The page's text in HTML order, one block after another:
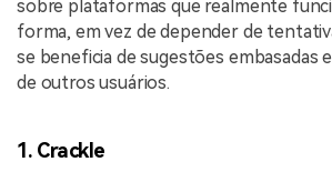
sobre plataformas que realmente
forma, em vez de depender de
se beneficia de sugestões embasadas
de outros usuários.
1. Crackle